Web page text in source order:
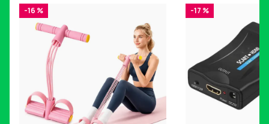
-16 % -17 %